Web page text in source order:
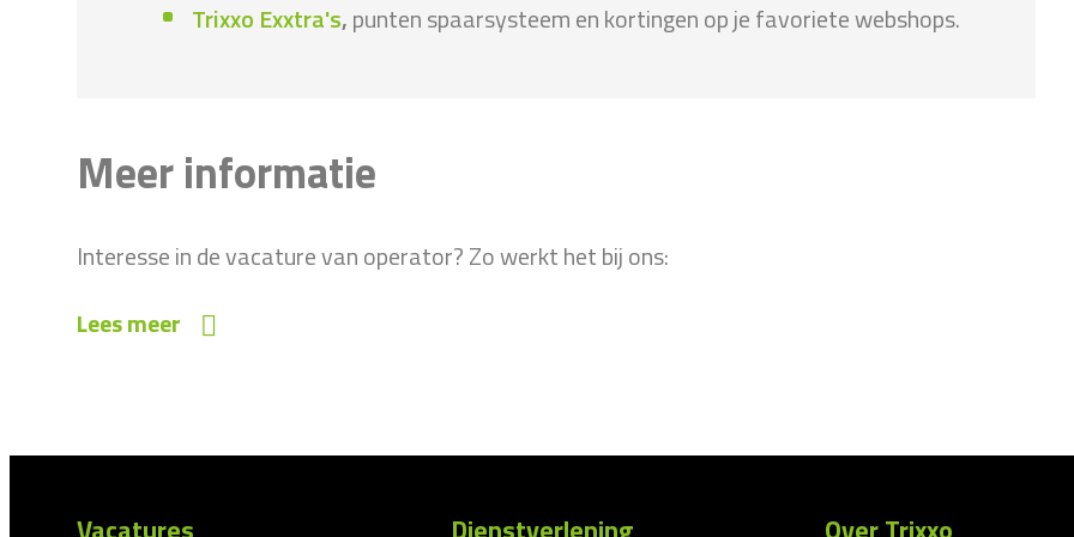
Trixxo Exxtra's,punten spaarsysteem en kortingen op je favoriete webshops.
Meer informatie
Interesse in de vacature van operator? Zo werkt het bij ons:
Lees meer